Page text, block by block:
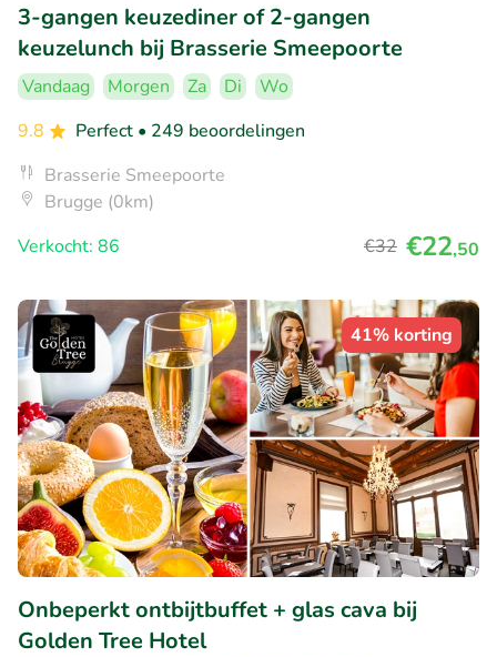
3-gangen keuzediner of 2-gangen
keuzelunch bij Brasserie Smeepoorte
Vandaag Morgen Za Di
Wo
9.8
Perfect • 249 beoordelingen
Brasserie Smeepoorte
Brugge (0km)
Verkocht: 86
€32 €22,50
41% korting
Onbeperkt ontbijtbuffet + glas cava bij
Golden Tree Hotel